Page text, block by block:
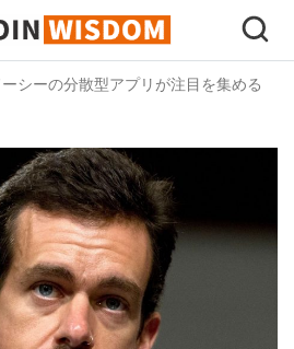
コインの知恵
シーの分散型アプリが注目を集める